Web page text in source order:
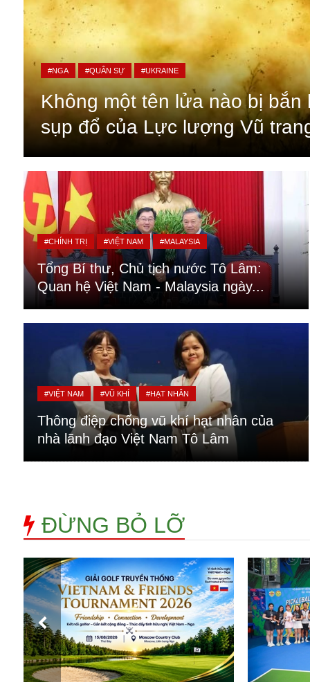
An ninh
Anh
Australia
Amazon
Army Games
Angela Merkel
Aeroflot
Argentina
Azovstal
#NGA #QUÂN SỰ #UKRAINE
Không một tên lửa nào bị
sụp đổ của Lực lượng Vũ
#CHÍNH TRỊ #VIỆT NAM #MALAYSIA
Tổng Bí thư, Chủ tịch nước Tô Lâm:
Quan hệ Việt Nam - Malaysia ngày...
#VIỆT NAM #VŨ KHÍ #HẠT NHÂN
Thông điệp chống vũ khí hạt nhân của
nhà lãnh đạo Việt Nam Tô Lâm
ĐỪNG BỎ LỠ